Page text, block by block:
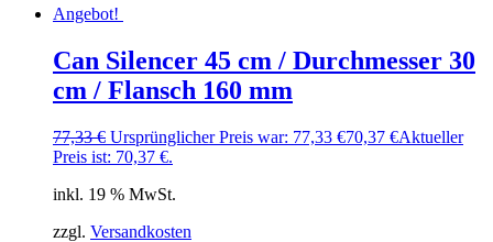
Angebot!
Can Silencer 45 cm / Durchmesser 30
cm / Flansch 160 mm
77,33€ Ursprünglicher Preis war: 77,33 €70,37 €Aktueller
Preis ist: 70,37 €.
inkl. 19 % MwSt.
zzgl. Versandkosten